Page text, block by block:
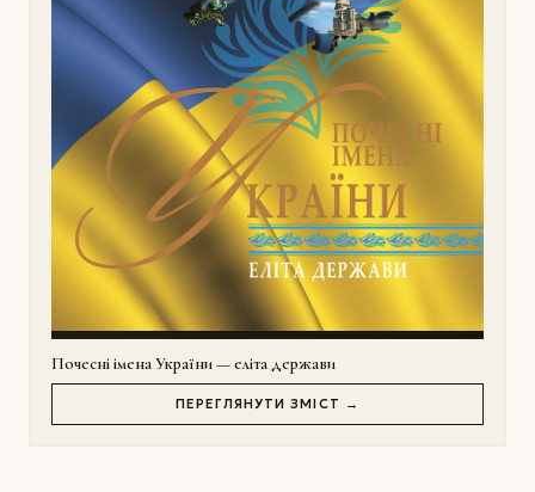
Почесні імена України — еліта держави
ПЕРЕГЛЯНУТИ ЗМІСТ →